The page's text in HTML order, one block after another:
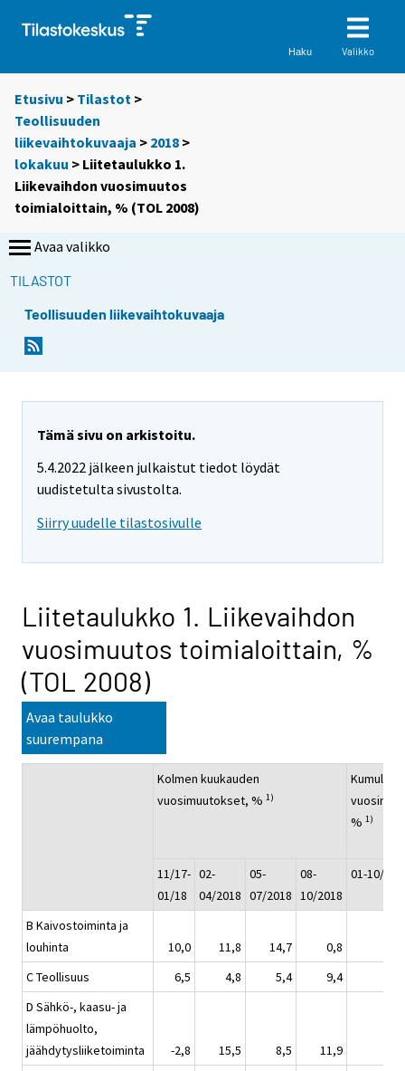
Haku Valikko
Etusivu > Tilastot >
Teollisuuden
liikevaihtokuvaaja > 2018 >
lokakuu > Liitetaulukko 1.
Liikevaihdon vuosimuutos
toimialoittain, % (TOL 2008)
Avaa valikko
TILASTOT
Teollisuuden liikevaihtokuvaaja
Tämä sivu on arkistoitu.
5.4.2022 jälkeen julkaistut tiedot löydät
uudistetulta sivustolta.
Siirry uudelle tilastosivulle
Liitetaulukko 1. Liikevaihdon
vuosimuutos toimialoittain, %
(TOL 2008)
Avaa taulukko
suurempana
Kolmen kuukauden
vuosimuutokset, % 1)
% 1)
11/17-
01/18
02-
04/2018
05-
07/2018
08-
10/2018
01-10/
B Kaivostoiminta ja
louhinta
10,0 11,8 14,7
0,8
C Teollisuus
6,5 4,8 5,4
9,4
D Sähkö-, kaasu- ja
lämpöhuolto,
jäähdytysliiketoiminta
-2,8 15,5 8,5
11,9